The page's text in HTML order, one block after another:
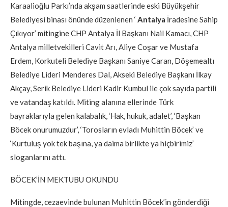
Karaalioğlu Parkı’nda akşam saatlerinde eski Büyükşehir
Belediyesi binası önünde düzenlenen ‘ Antalya İradesine Sahip
Çıkıyor’ mitingine CHP Antalya İl Başkanı Nail Kamacı, CHP
Antalya milletvekilleri Cavit Arı, Aliye Coşar ve Mustafa
Erdem, Korkuteli Belediye Başkanı Saniye Caran, Döşemealtı
Belediye Lideri Menderes Dal, Akseki Belediye Başkanı İlkay
Akçay, Serik Belediye Lideri Kadir Kumbul ile çok sayıda partili
ve vatandaş katıldı. Miting alanına ellerinde Türk
bayraklarıyla gelen kalabalık, ‘Hak, hukuk, adalet’, ‘Başkan
Böcek onurumuzdur’, ‘Torosların evladı Muhittin Böcek’ ve
‘Kurtuluş yok tek başına, ya daima birlikte ya hiçbirimiz’
sloganlarını attı.
BÖCEK’İN MEKTUBU OKUNDU
Mitingde, cezaevinde bulunan Muhittin Böcek’in gönderdiği